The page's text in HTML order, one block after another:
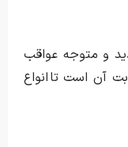
و متوجه عواقب
آن است تا انواع